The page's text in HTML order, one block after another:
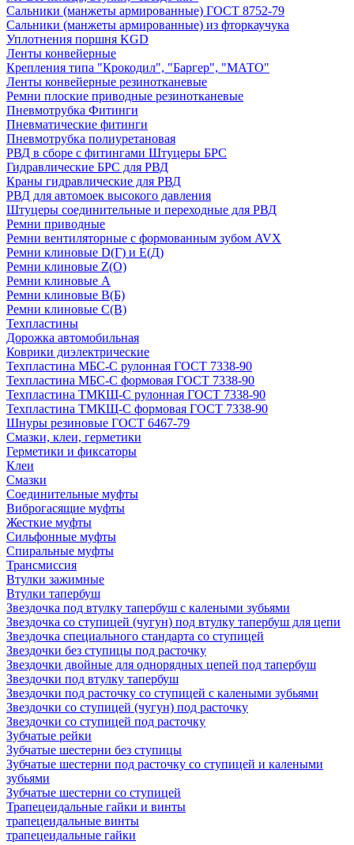
Сальники (манжеты армированные) ГОСТ 8752-79
Сальники (манжеты армированные) из фторкаучука
Уплотнения поршня KGD
Ленты конвейерные
Крепления типа "Крокодил", "Баргер", "МАТО"
Ленты конвейерные резинотканевые
Ремни плоские приводные резинотканевые
Пневмотрубка Фитинги
Пневматические фитинги
Пневмотрубка полиуретановая
РВД в сборе с фитингами Штуцеры БРС
Гидравлические БРС для РВД
Краны гидравлические для РВД
РВД для автомоек высокого давления
Штуцеры соединительные и переходные для РВД
Ремни приводные
Ремни вентиляторные с формованным зубом AVX
Ремни клиновые D(Г) и Е(Д)
Ремни клиновые Z(О)
Ремни клиновые А
Ремни клиновые В(Б)
Ремни клиновые С(В)
Техпластины
Дорожка автомобильная
Коврики диэлектрические
Техпластина МБС-С рулонная ГОСТ 7338-90
Техпластина МБС-С формовая ГОСТ 7338-90
Техпластина ТМКЩ-С рулонная ГОСТ 7338-90
Техпластина ТМКЩ-С формовая ГОСТ 7338-90
Шнуры резиновые ГОСТ 6467-79
Смазки, клеи, герметики
Герметики и фиксаторы
Клеи
Смазки
Соединительные муфты
Виброгасящие муфты
Жесткие муфты
Сильфонные муфты
Спиральные муфты
Трансмиссия
Втулки зажимные
Втулки тапербуш
Звездочка под втулку тапербуш c калеными зубьями
Звездочка со ступицей (чугун) под втулку тапербуш для цепи
Звездочка специального стандарта со ступицей
Звездочки без ступицы под расточку
Звездочки двойные для однорядных цепей под тапербуш
Звездочки под втулку тапербуш
Звездочки под расточку со ступицей с калеными зубьями
Звездочки со ступицей (чугун) под расточку
Звездочки со ступицей под расточку
Зубчатые рейки
Зубчатые шестерни без ступицы
Зубчатые шестерни под расточку со ступицей и калеными
зубьями
Зубчатые шестерни со ступицей
Трапецеидальные гайки и винты
трапецеидальные винты
трапецеидальные гайки